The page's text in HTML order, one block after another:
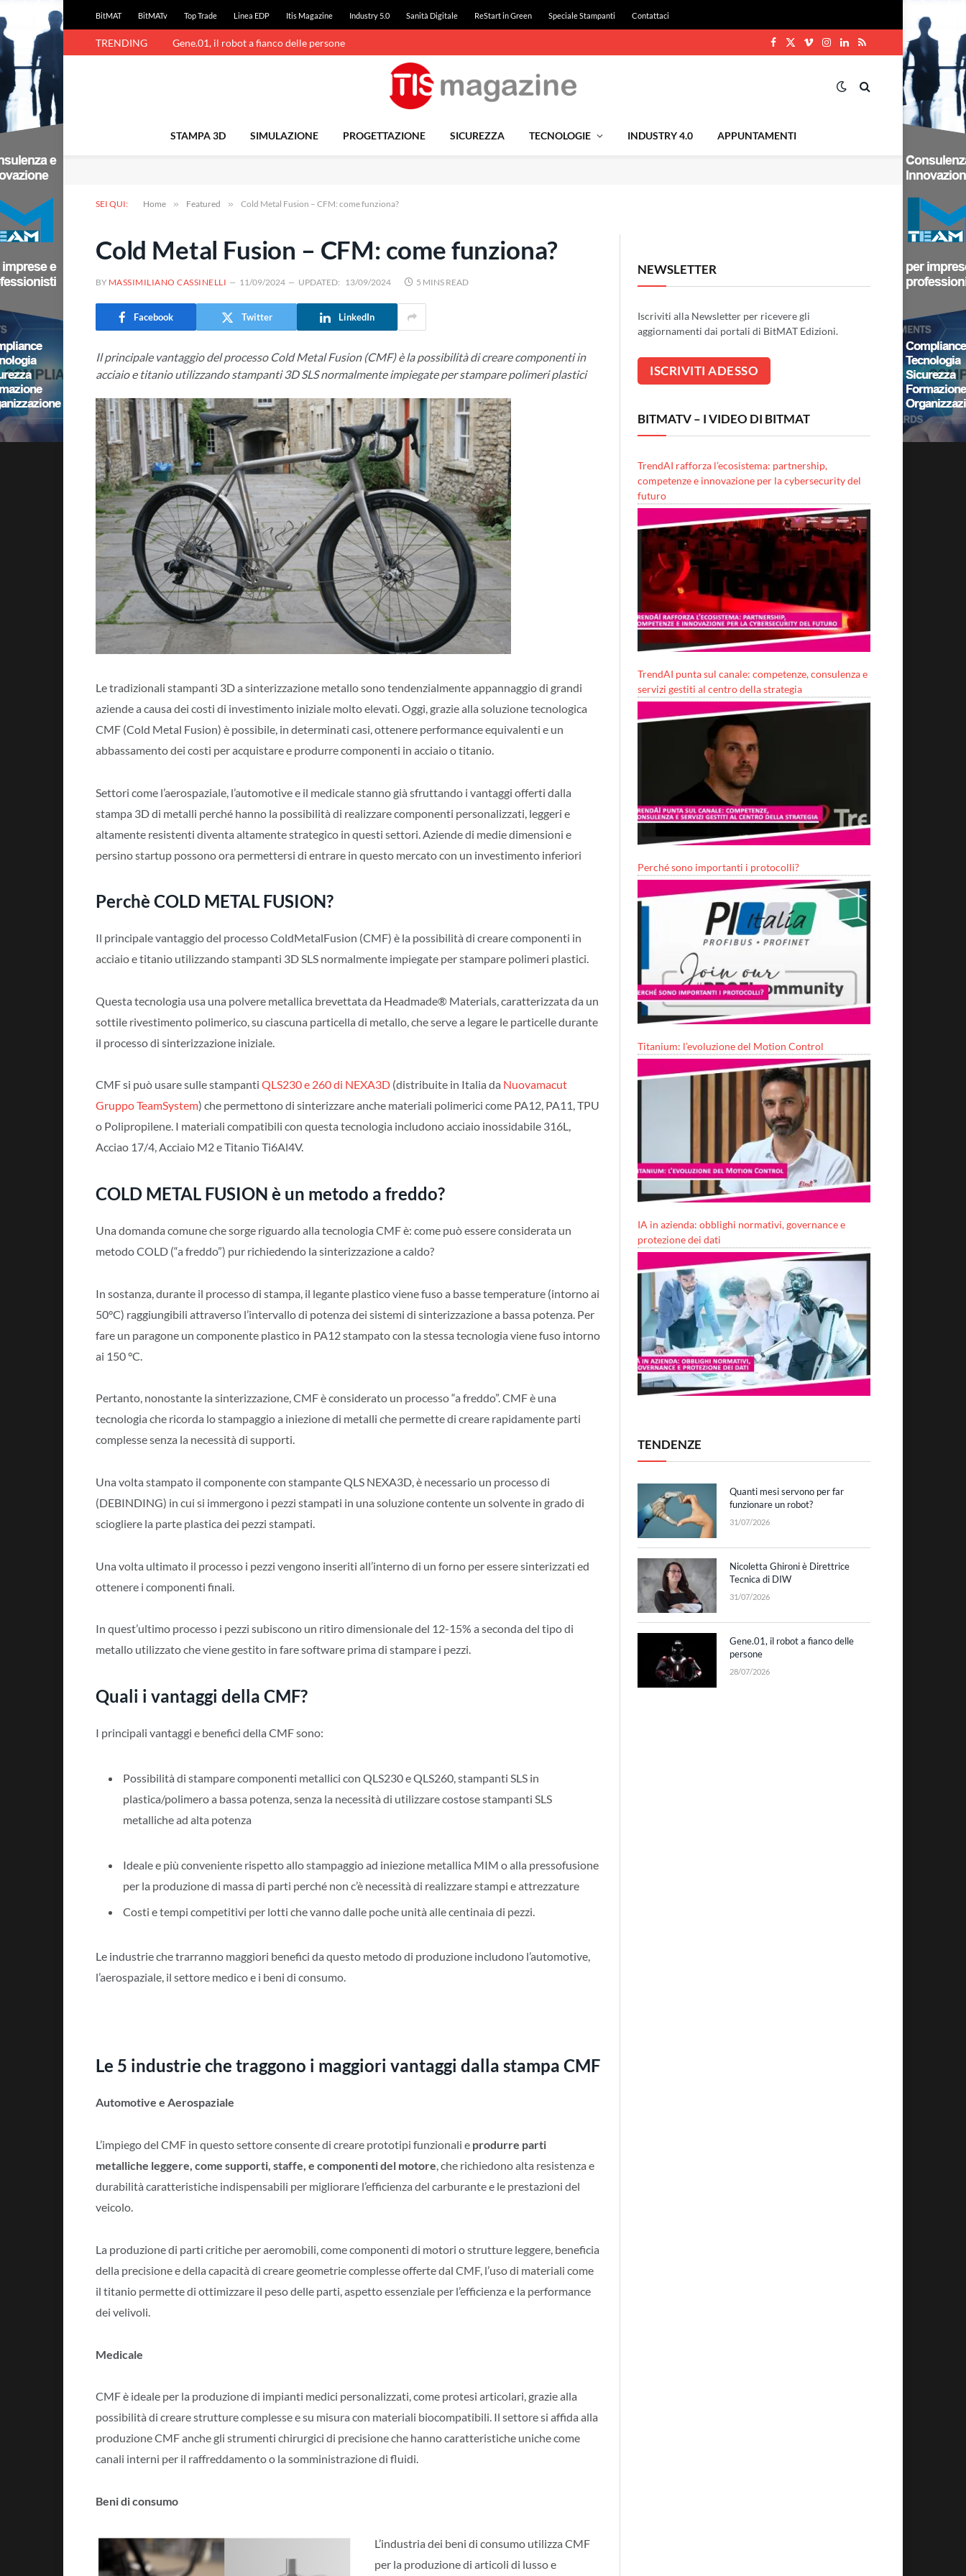
BitMAT BitMATv Top Trade Linea EDP Itis Magazine Industry 5.0 Sanità Digitale ReStart in Green Speciale Stampanti Contattaci
TRENDING Gene.01, il robot a fianco delle persone
Facebook
X
VimeoInstagram
LinkedIn
RSS
STAMPA 3D SIMULAZIONE PROGETTAZIONE SICUREZZA TECNOLOGIE INDUSTRY 4.0 APPUNTAMENTI
SEI QUI: Home » Featured » Cold Metal Fusion – CFM: come funziona?
Cold Metal Fusion – CFM: come funziona?
BY MASSIMILIANO CASSINELLI 11/09/2024 UPDATED: 13/09/2024 5 MINS READ
Facebook Twitter LinkedIn
Il principale vantaggio del processo Cold Metal Fusion (CMF) è la possibilità di creare componenti in
acciaio e titanio utilizzando stampanti 3D SLS normalmente impiegate per stampare polimeri plastici
Le tradizionali stampanti 3D a sinterizzazione metallo sono tendenzialmente appannaggio di grandi
aziende a causa dei costi di investimento iniziale molto elevati. Oggi, grazie alla soluzione tecnologica
CMF (Cold Metal Fusion) è possibile, in determinati casi, ottenere performance equivalenti e un
abbassamento dei costi per acquistare e produrre componenti in acciaio o titanio.
Settori come l’aerospaziale, l’automotive e il medicale stanno già sfruttando i vantaggi offerti dalla
stampa 3D di metalli perché hanno la possibilità di realizzare componenti personalizzati, leggeri e
altamente resistenti diventa altamente strategico in questi settori. Aziende di medie dimensioni e
persino startup possono ora permettersi di entrare in questo mercato con un investimento inferiori
Perchè COLD METAL FUSION?
Il principale vantaggio del processo ColdMetalFusion (CMF) è la possibilità di creare componenti in
acciaio e titanio utilizzando stampanti 3D SLS normalmente impiegate per stampare polimeri plastici.
Questa tecnologia usa una polvere metallica brevettata da Headmade® Materials, caratterizzata da un
sottile rivestimento polimerico, su ciascuna particella di metallo, che serve a legare le particelle durante
il processo di sinterizzazione iniziale.
CMF si può usare sulle stampanti QLS230 e 260 di NEXA3D (distribuite in Italia da Nuovamacut
Gruppo TeamSystem) che permettono di sinterizzare anche materiali polimerici come PA12, PA11, TPU
o Polipropilene. I materiali compatibili con questa tecnologia includono acciaio inossidabile 316L,
Acciao 17/4, Acciaio M2 e Titanio Ti6Al4V.
COLD METAL FUSION è un metodo a freddo?
Una domanda comune che sorge riguardo alla tecnologia CMF è: come può essere considerata un
metodo COLD (“a freddo”) pur richiedendo la sinterizzazione a caldo?
In sostanza, durante il processo di stampa, il legante plastico viene fuso a basse temperature (intorno ai
50°C) raggiungibili attraverso l’intervallo di potenza dei sistemi di sinterizzazione a bassa potenza. Per
fare un paragone un componente plastico in PA12 stampato con la stessa tecnologia viene fuso intorno
ai 150 °C.
Pertanto, nonostante la sinterizzazione, CMF è considerato un processo “a freddo”. CMF è una
tecnologia che ricorda lo stampaggio a iniezione di metalli che permette di creare rapidamente parti
complesse senza la necessità di supporti.
Una volta stampato il componente con stampante QLS NEXA3D, è necessario un processo di
(DEBINDING) in cui si immergono i pezzi stampati in una soluzione contente un solvente in grado di
sciogliere la parte plastica dei pezzi stampati.
Una volta ultimato il processo i pezzi vengono inseriti all’interno di un forno per essere sinterizzati ed
ottenere i componenti finali.
In quest’ultimo processo i pezzi subiscono un ritiro dimensionale del 12-15% a seconda del tipo di
metallo utilizzato che viene gestito in fare software prima di stampare i pezzi.
Quali i vantaggi della CMF?
I principali vantaggi e benefici della CMF sono:
Possibilità di stampare componenti metallici con QLS230 e QLS260, stampanti SLS in
plastica/polimero a bassa potenza, senza la necessità di utilizzare costose stampanti SLS
metalliche ad alta potenza
Ideale e più conveniente rispetto allo stampaggio ad iniezione metallica MIM o alla pressofusione
per la produzione di massa di parti perché non c’è necessità di realizzare stampi e attrezzature
Costi e tempi competitivi per lotti che vanno dalle poche unità alle centinaia di pezzi.
Le industrie che trarranno maggiori benefici da questo metodo di produzione includono l’automotive,
l’aerospaziale, il settore medico e i beni di consumo.
Le 5 industrie che traggono i maggiori vantaggi dalla stampa CMF
Automotive e Aerospaziale
L’impiego del CMF in questo settore consente di creare prototipi funzionali e produrre parti
metalliche leggere, come supporti, staffe, e componenti del motore, che richiedono alta resistenza e
durabilità caratteristiche indispensabili per migliorare l’efficienza del carburante e le prestazioni del
veicolo.
La produzione di parti critiche per aeromobili, come componenti di motori o strutture leggere, beneficia
della precisione e della capacità di creare geometrie complesse offerte dal CMF, l’uso di materiali come
il titanio permette di ottimizzare il peso delle parti, aspetto essenziale per l’efficienza e la performance
dei velivoli.
Medicale
CMF è ideale per la produzione di impianti medici personalizzati, come protesi articolari, grazie alla
possibilità di creare strutture complesse e su misura con materiali biocompatibili. Il settore si affida alla
produzione CMF anche gli strumenti chirurgici di precisione che hanno caratteristiche uniche come
canali interni per il raffreddamento o la somministrazione di fluidi.
Beni di consumo
L’industria dei beni di consumo utilizza CMF
per la produzione di articoli di lusso e
NEWSLETTER
Iscriviti alla Newsletter per ricevere gli
aggiornamenti dai portali di BitMAT Edizioni.
BITMATV – I VIDEO DI BITMAT
TrendAI rafforza l’ecosistema: partnership,
competenze e innovazione per la cybersecurity del
futuro
TrendAI punta sul canale: competenze, consulenza e
servizi gestiti al centro della strategia
Perché sono importanti i protocolli?
Titanium: l’evoluzione del Motion Control
IA in azienda: obblighi normativi, governance e
protezione dei dati
TENDENZE
Quanti mesi servono per far
funzionare un robot?
31/07/2026
Nicoletta Ghironi è Direttrice
Tecnica di DIW
31/07/2026
Gene.01, il robot a fianco delle
persone
28/07/2026